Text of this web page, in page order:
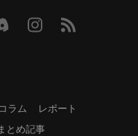
コラム
レポート
とめ記事